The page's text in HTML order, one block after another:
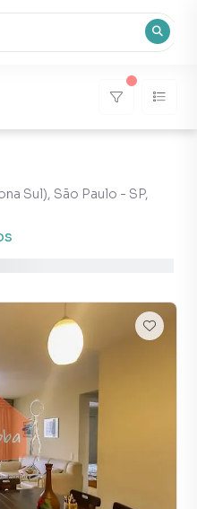
Sul), São Paulo - SP,